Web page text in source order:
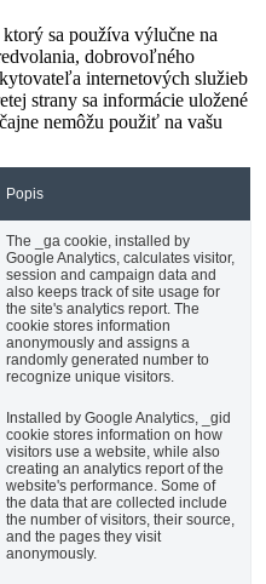
sa používa výlučne na
dobrovoľného
internetových služieb
strany sa informácie uložené
nemôžu použiť na vašu
Popis
The _ga cookie, installed by
Google Analytics, calculates visitor,
session and campaign data and
also keeps track of site usage for
the site's analytics report. The
cookie stores information
anonymously and assigns a
randomly generated number to
recognize unique visitors.
Installed by Google Analytics, _gid
cookie stores information on how
visitors use a website, while also
creating an analytics report of the
website's performance. Some of
the data that are collected include
the number of visitors, their source,
and the pages they visit
anonymously.